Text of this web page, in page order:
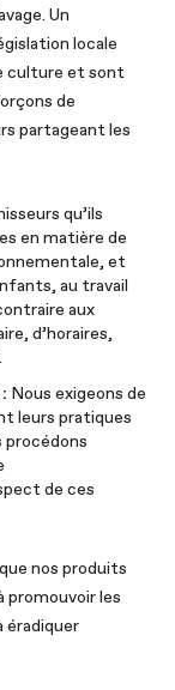
Un
locale
culture et sont
de
partageant les
qu’ils
en matière de
et
au travail
aux
d’horaires,
Nous exigeons de
leurs pratiques
procédons
de ces
nos produits
promouvoir les
éradiquer